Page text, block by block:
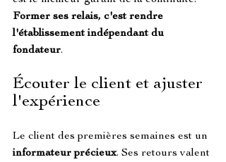
Former ses relais, c'est rendre
l'établissement indépendant du
fondateur.
Écouter le client et ajuster
l'expérience
Le client des premières semaines est un
informateur précieux. Ses retours valent